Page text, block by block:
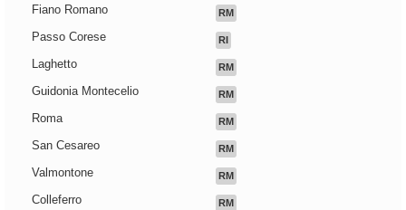
Fiano Romano RM
Passo Corese RI
Laghetto RM
Guidonia Montecelio RM
Roma RM
San Cesareo RM
Valmontone RM
Colleferro RM